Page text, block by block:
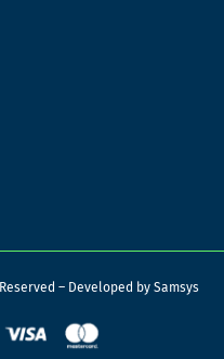
– Developed by Samsys